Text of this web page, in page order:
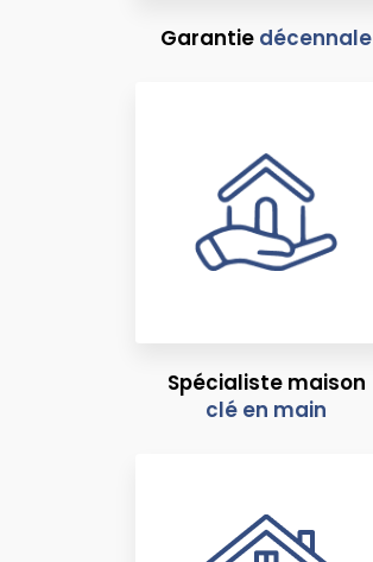
Garantie décennale
Spécialiste maison
clé en main